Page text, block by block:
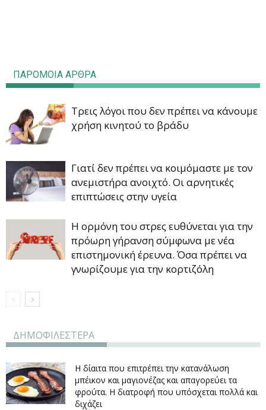
ΠΑΡΟΜΟΙΑ ΑΡΘΡΑ
Τρεις λόγοι που δεν πρέπει να κάνουμε
χρήση κινητού το βράδυ
Γιατί δεν πρέπει να κοιμόμαστε με τον
ανεμιστήρα ανοιχτό. Οι αρνητικές
επιπτώσεις στην υγεία
Η ορμόνη του στρες ευθύνεται για την
πρόωρη γήρανση σύμφωνα με νέα
επιστημονική έρευνα. Όσα πρέπει να
γνωρίζουμε για την κορτιζόλη
ΔΗΜΟΦΙΛΕΣΤΕΡΑ
Η δίαιτα που επιτρέπει την κατανάλωση
μπέικον και μαγιονέζας και απαγορεύει τα
φρούτα. Η διατροφή που υπόσχεται πολλά και
διχάζει